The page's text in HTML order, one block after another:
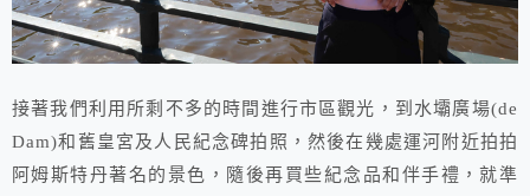
接著我們利用所剩不多的時間進行市區觀光，到水壩廣場(de
Dam)和舊皇宮及人民紀念碑拍照，然後在幾處運河附近拍拍
阿姆斯特丹著名的景色，隨後再買些紀念品和伴手禮，就準